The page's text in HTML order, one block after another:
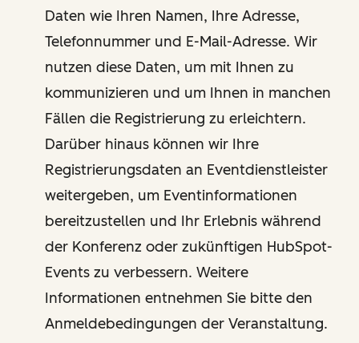
Daten wie Ihren Namen, Ihre Adresse,
Telefonnummer und E-Mail-Adresse. Wir
nutzen diese Daten, um mit Ihnen zu
kommunizieren und um Ihnen in manchen
Fällen die Registrierung zu erleichtern.
Darüber hinaus können wir Ihre
Registrierungsdaten an Eventdienstleister
weitergeben, um Eventinformationen
bereitzustellen und Ihr Erlebnis während
der Konferenz oder zukünftigen HubSpot-
Events zu verbessern. Weitere
Informationen entnehmen Sie bitte den
Anmeldebedingungen der Veranstaltung.